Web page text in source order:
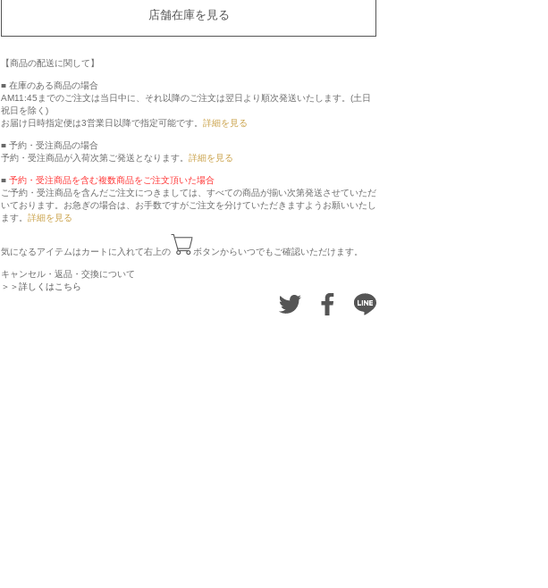
店舗在庫を見る
【商品の配送に関して】
■ 在庫のある商品の場合
AM11:45までのご注文は当日中に、それ以降のご注文は翌日より順次発送いたします。(土日
祝日を除く)
お届け日時指定便は3営業日以降で指定可能です。 詳細を見る
■ 予約・受注商品の場合
予約・受注商品が入荷次第ご発送となります。 詳細を見る
■ 予約・受注商品を含む複数商品をご注文頂いた場合
ご予約・受注商品を含んだご注文につきましては、すべての商品が揃い次第発送させていただ
いております。お急ぎの場合は、お手数ですがご注文を分けていただきますようお願いいたし
ます。 詳細を見る
気になるアイテムはカートに入れて右上の ボタンからいつでもご確認いただけます。
キャンセル・返品・交換について
＞＞詳しくはこちら